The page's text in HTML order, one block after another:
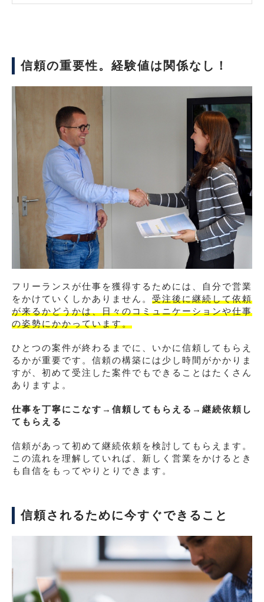
信頼の重要性。経験値は関係なし！
フリーランスが仕事を獲得するためには、自分で営業
をかけていくしかありません。 受注後に継続して依頼
が来るかどうかは、日々のコミュニケーションや仕事
の姿勢にかかっています。
ひとつの案件が終わるまでに、いかに信頼してもらえ
るかが重要です。信頼の構築には少し時間がかかりま
すが、初めて受注した案件でもできることはたくさん
ありますよ。
仕事を丁寧にこなす → 信頼してもらえる → 継続依頼し
てもらえる
信頼があって初めて継続依頼を検討してもらえます。
この流れを理解していれば、新しく営業をかけるとき
も自信をもってやりとりできます。
信頼されるために今すぐできること